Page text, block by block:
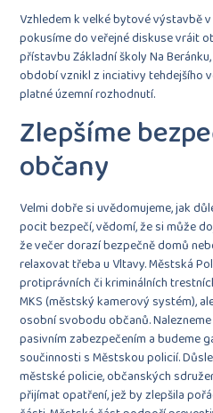
Vzhledem k velké bytové výstavbě
pokusíme do veřejné diskuse vráit
přístavbu Základní školy Na
období vznikl z inciativy tehdejšího
platné územní rozhodnutí.
Zlepšíme
občany
Velmi dobře si uvědomujeme, jak
pocit bezpečí, vědomí, že si může
že večer dorazí bezpečně domů
relaxovat třeba u Vltavy. Městská
protiprávních či kriminálních
MKS (městský kamerový systém),
osobní svobodu občanů.
pasivním zabezpečením a budeme
součinnosti s Městskou policií.
městské policie, občanských
přijímat opatření, jež by zlepšila